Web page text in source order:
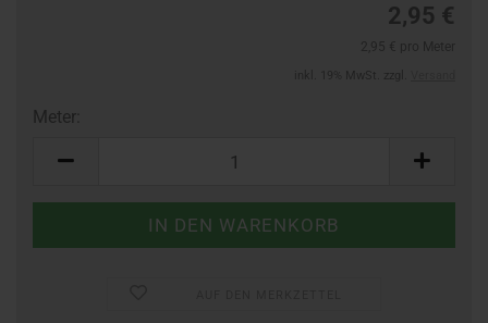
Rückstaus kann es jedoch zu längeren Lieferzeiten kommen.
2,95 €
Meter: